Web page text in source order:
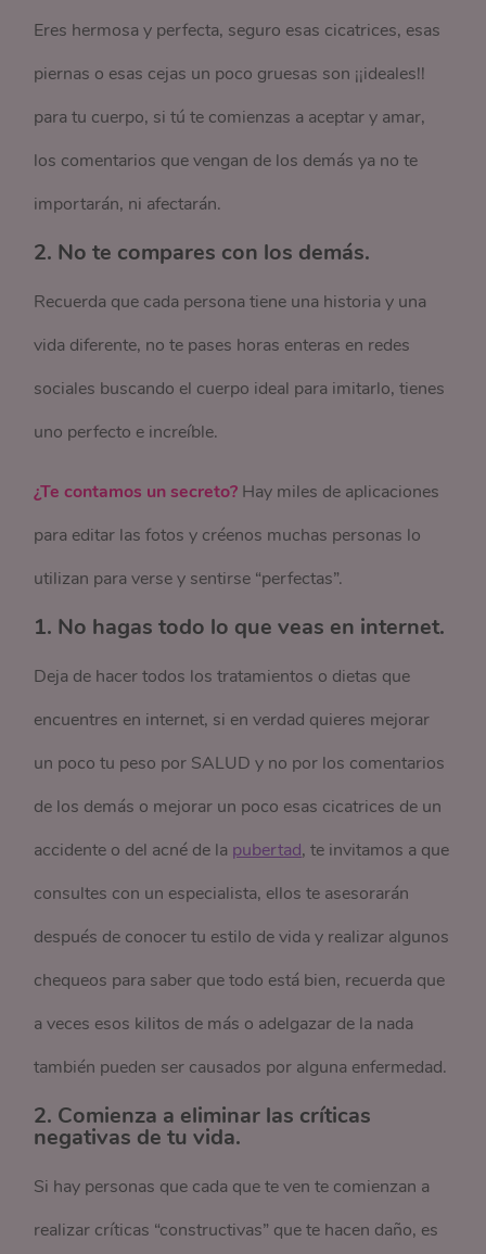
Eres hermosa y perfecta, seguro esas cicatrices, esas
piernas o esas cejas un poco gruesas son ¡¡ideales!!
para tu cuerpo, si tú te comienzas a aceptar y amar,
los comentarios que vengan de los demás ya no te
importarán, ni afectarán.
2. No te compares con los demás.
Recuerda que cada persona tiene una historia y una
vida diferente, no te pases horas enteras en redes
sociales buscando el cuerpo ideal para imitarlo, tienes
uno perfecto e increíble.
¿Te contamos un secreto? Hay miles de aplicaciones
para editar las fotos y créenos muchas personas lo
utilizan para verse y sentirse “perfectas”.
1. No hagas todo lo que veas en internet.
Deja de hacer todos los tratamientos o dietas que
encuentres en internet, si en verdad quieres mejorar
un poco tu peso por SALUD y no por los comentarios
de los demás o mejorar un poco esas cicatrices de un
accidente o del acné de la pubertad, te invitamos a que
consultes con un especialista, ellos te asesorarán
después de conocer tu estilo de vida y realizar algunos
chequeos para saber que todo está bien, recuerda que
a veces esos kilitos de más o adelgazar de la nada
también pueden ser causados por alguna enfermedad.
2. Comienza a eliminar las críticas
negativas de tu vida.
Si hay personas que cada que te ven te comienzan a
realizar críticas “constructivas” que te hacen daño, es